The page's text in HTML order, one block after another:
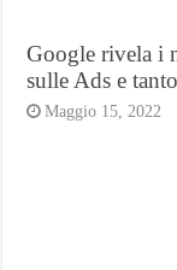
Google rivela i
sulle Ads e
Maggio 15, 2022